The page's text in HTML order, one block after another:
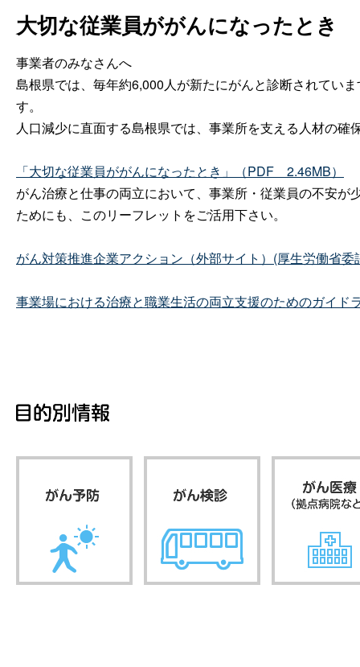
大切な従業員ががんになったとき
事業者のみなさんへ
島根県では、毎年約6,000人が新たにがんと診断されてい
す。
人口減少に直面する島根県では、事業所を支える人材の
「大切な従業員ががんになったとき」（PDF 2.46MB）
がん治療と仕事の両立において、事業所・従業員の不安
ためにも、このリーフレットをご活用下さい。
がん対策推進企業アクション（外部サイト）(厚生労働省
事業場における治療と職業生活の両立支援のためのガイ